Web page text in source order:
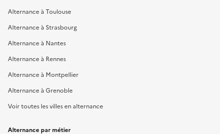
Alternance à Toulouse
Alternance à Strasbourg
Alternance à Nantes
Alternance à Rennes
Alternance à Montpellier
Alternance à Grenoble
Voir toutes les villes en alternance
Alternance par métier